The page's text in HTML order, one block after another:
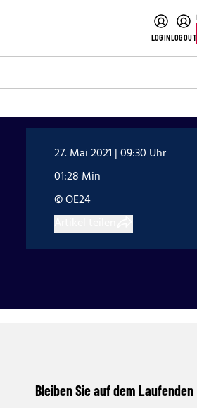
LOGINLOGOUT
27. Mai 2021 | 09:30 Uhr
01:28 Min
© OE24
Bleiben Sie auf dem Laufenden